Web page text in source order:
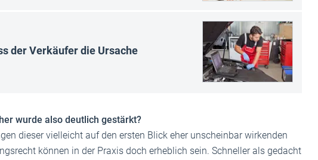
der Verkäufer die Ursache
wurde also deutlich gestärkt?
dieser vielleicht auf den ersten Blick eher unscheinbar wirkenden
können in der Praxis doch erheblich sein. Schneller als gedacht